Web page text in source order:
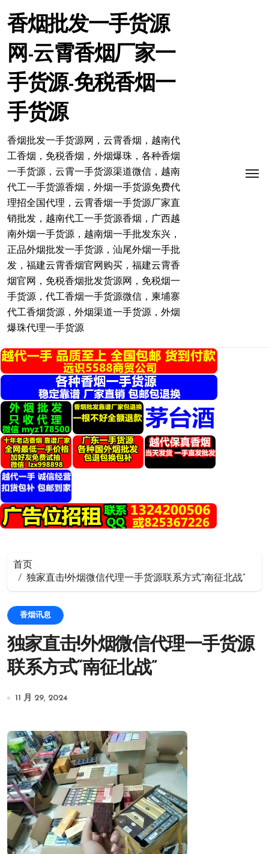
转香烟批发一手货源
网-云霄香烟厂家一
手货源-免税香烟一
手货源
香烟批发一手货源网，云霄香烟，越南代
工香烟，免税香烟，外烟爆珠，各种香烟
一手货源，云霄一手货源渠道微信，越南
代工一手货源香烟，外烟一手货源免费代
理招全国代理，云霄香烟一手货源厂家直
销批发，越南代工一手货源香烟，广西越
南外烟一手货源，越南烟一手批发东兴，
正品外烟批发一手货源，汕尾外烟一手批
发，福建云霄香烟官网购买，福建云霄香
烟官网，免税香烟批发货源网，免税烟一
手货源，代工香烟一手货源微信，柬埔寨
代工香烟货源，外烟渠道一手货源，外烟
爆珠代理一手货源
首页
独家直击!外烟微信代理一手货源联系方式“南征北战”
香烟讯息
独家直击!外烟微信代理一手货源
联系方式“南征北战”
11 月 29, 2024